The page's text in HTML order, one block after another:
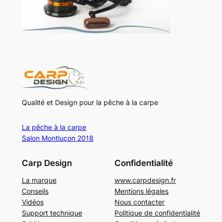
Qualité et Design pour la pêche à la carpe
La pêche à la carpe
Salon Montluçon 2018
Carp Design
La marque
Conseils
Vidéos
Support technique
Confidentialité
www.carpdesign.fr
Mentions légales
Nous contacter
Politique de confidentialité